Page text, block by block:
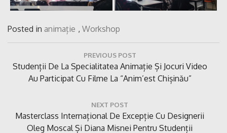
Posted in animație , Workshop
articole
PREVIOUS POST
Previous
Post:
Studenții De La Specialitatea Animație Și Jocuri Video
Au Participat Cu Filme La “Anim’est Chișinău”
NEXT POST
Next
Post:
Masterclass Internațional De Excepție Cu Designerii
Oleg Moscal Și Diana Misnei Pentru Studenții